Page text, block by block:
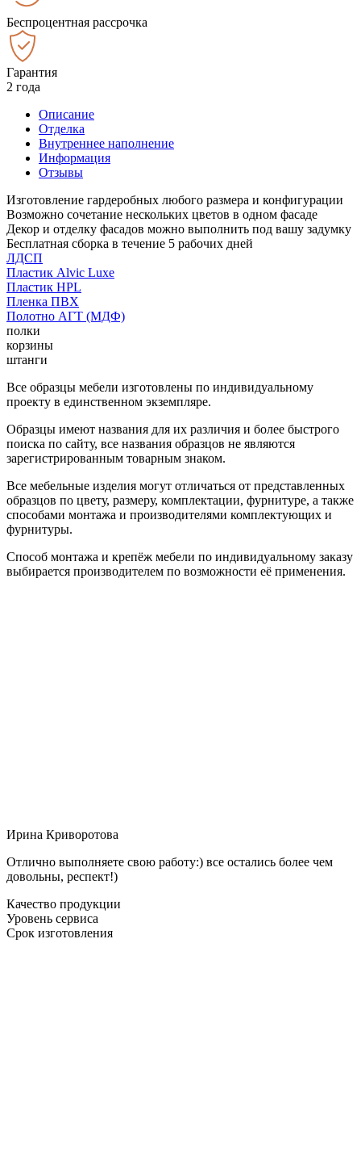
Беспроцентная рассрочка
Гарантия
2 года
Описание
Отделка
Внутреннее наполнение
Информация
Отзывы
Изготовление гардеробных любого размера и конфигурации
Возможно сочетание нескольких цветов в одном фасаде
Декор и отделку фасадов можно выполнить под вашу задумку
Бесплатная сборка в течение 5 рабочих дней
ЛДСП
Пластик Alvic Luxe
Пластик HPL
Пленка ПВХ
Полотно АГТ (МДФ)
полки
корзины
штанги
Все образцы мебели изготовлены по индивидуальному
проекту в единственном экземпляре.
Образцы имеют названия для их различия и более быстрого
поиска по сайту, все названия образцов не являются
зарегистрированным товарным знаком.
Все мебельные изделия могут отличаться от представленных
образцов по цвету, размеру, комплектации, фурнитуре, а также
способами монтажа и производителями комплектующих и
фурнитуры.
Способ монтажа и крепёж мебели по индивидуальному заказу
выбирается производителем по возможности её применения.
Ирина Криворотова
Отлично выполняете свою работу:) все остались более чем
довольны, респект!)
Качество продукции
Уровень сервиса
Срок изготовления